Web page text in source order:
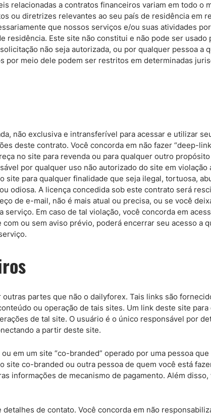
relacionadas a contratos financeiros variam em todo o
ou diretrizes relevantes ao seu país de residência em
que nossos serviços e/ou suas atividades
residência. Este site não constitui e não pode ser
não seja autorizada, ou por qualquer pessoa a
por meio dele podem ser restritos em determinadas
não exclusiva e intransferível para acessar e utilizar
deste contrato. Você concorda em não fazer “deep-
no site para revenda ou para qualquer outro
por qualquer uso não autorizado do site em
para qualquer finalidade que seja ilegal, tortuosa,
odiosa. A licença concedida sob este contrato será
de e-mail, não é mais atual ou precisa, ou se você
Em caso de tal violação, você concorda em
ou sem aviso prévio, poderá encerrar seu acesso a
partes que não o dailyforex. Tais links são
ou operação de tais sites. Um link deste site
de tal site. O usuário é o único responsável por
a partir deste site.
em um site “co-branded” operado por uma pessoa
co-branded ou outra pessoa de quem você está
informações de mecanismo de pagamento. Além
de contato. Você concorda em não